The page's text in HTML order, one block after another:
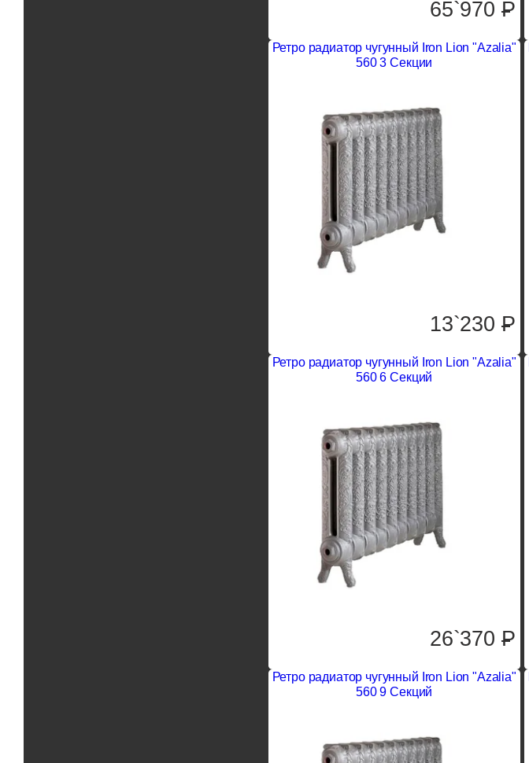
65`970 P
Ретро радиатор чугунный Iron Lion "Azalia"
560 3 Секции
13`230 P
Ретро радиатор чугунный Iron Lion "Azalia"
560 6 Секций
26`370 P
Ретро радиатор чугунный Iron Lion "Azalia"
560 9 Секций